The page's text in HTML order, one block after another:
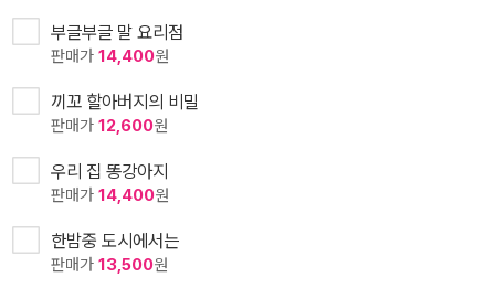
부글부글 말 요리점
판매가 14,400원
끼꼬 할아버지의 비밀
판매가 12,600원
우리 집 똥강아지
판매가 14,400원
한밤중 도시에서는
판매가 13,500원